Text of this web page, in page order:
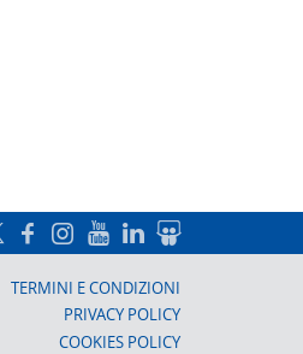
TERMINI E CONDIZIONI
PRIVACY POLICY
COOKIES POLICY